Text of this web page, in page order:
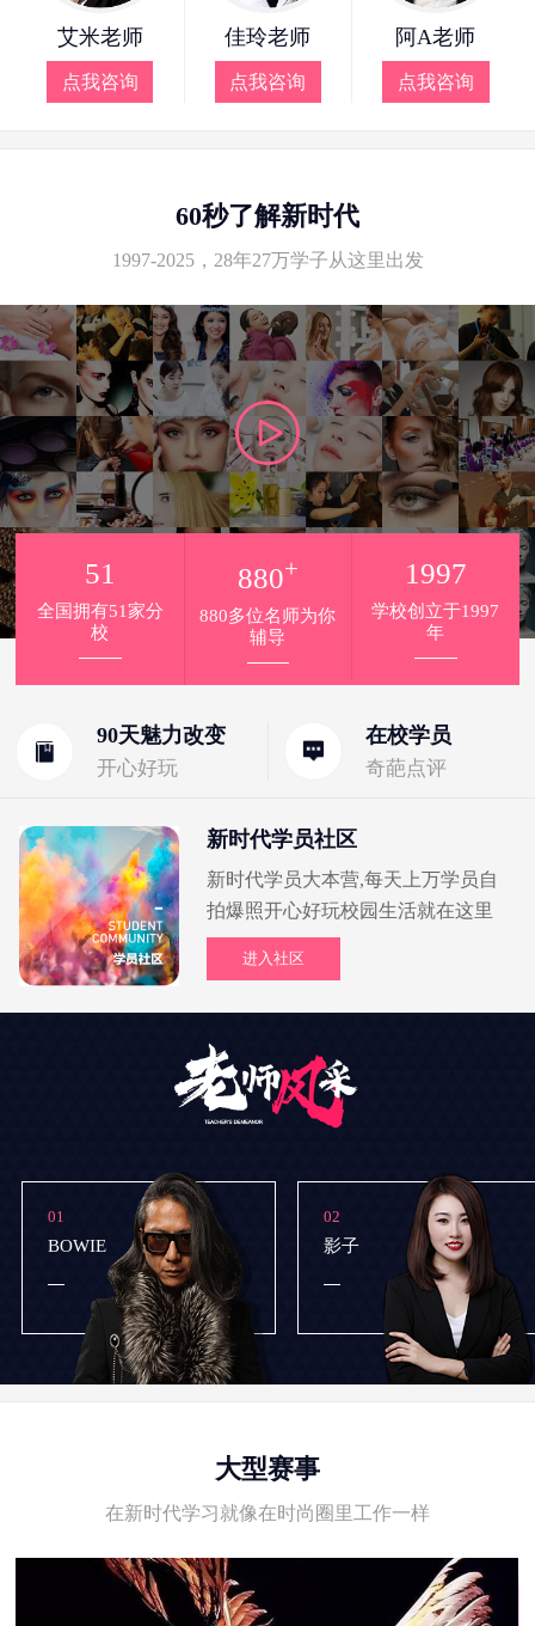
艾米老师
点我咨询
佳玲老师
点我咨询
阿A老师
点我咨询
60秒了解新时代
1997-2025，28年27万学子从这里出发
90天魅力改变
开心好玩
在校学员
奇葩点评
51
全国拥有51家分
校
880+
880多位名师为你
辅导
1997
学校创立于1997
年
新时代学员社区
新时代学员大本营,每天上万学员自
拍爆照开心好玩校园生活就在这里
进入社区
01
BOWIE
02
影子
大型赛事
在新时代学习就像在时尚圈里工作一样